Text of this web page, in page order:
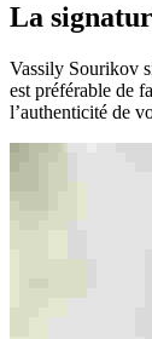
La
Vassily Sourikov
est préférable de
l’authenticité de